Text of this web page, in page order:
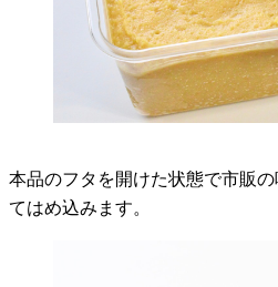
本品のフタを開けた状態で市販
てはめ込みます。